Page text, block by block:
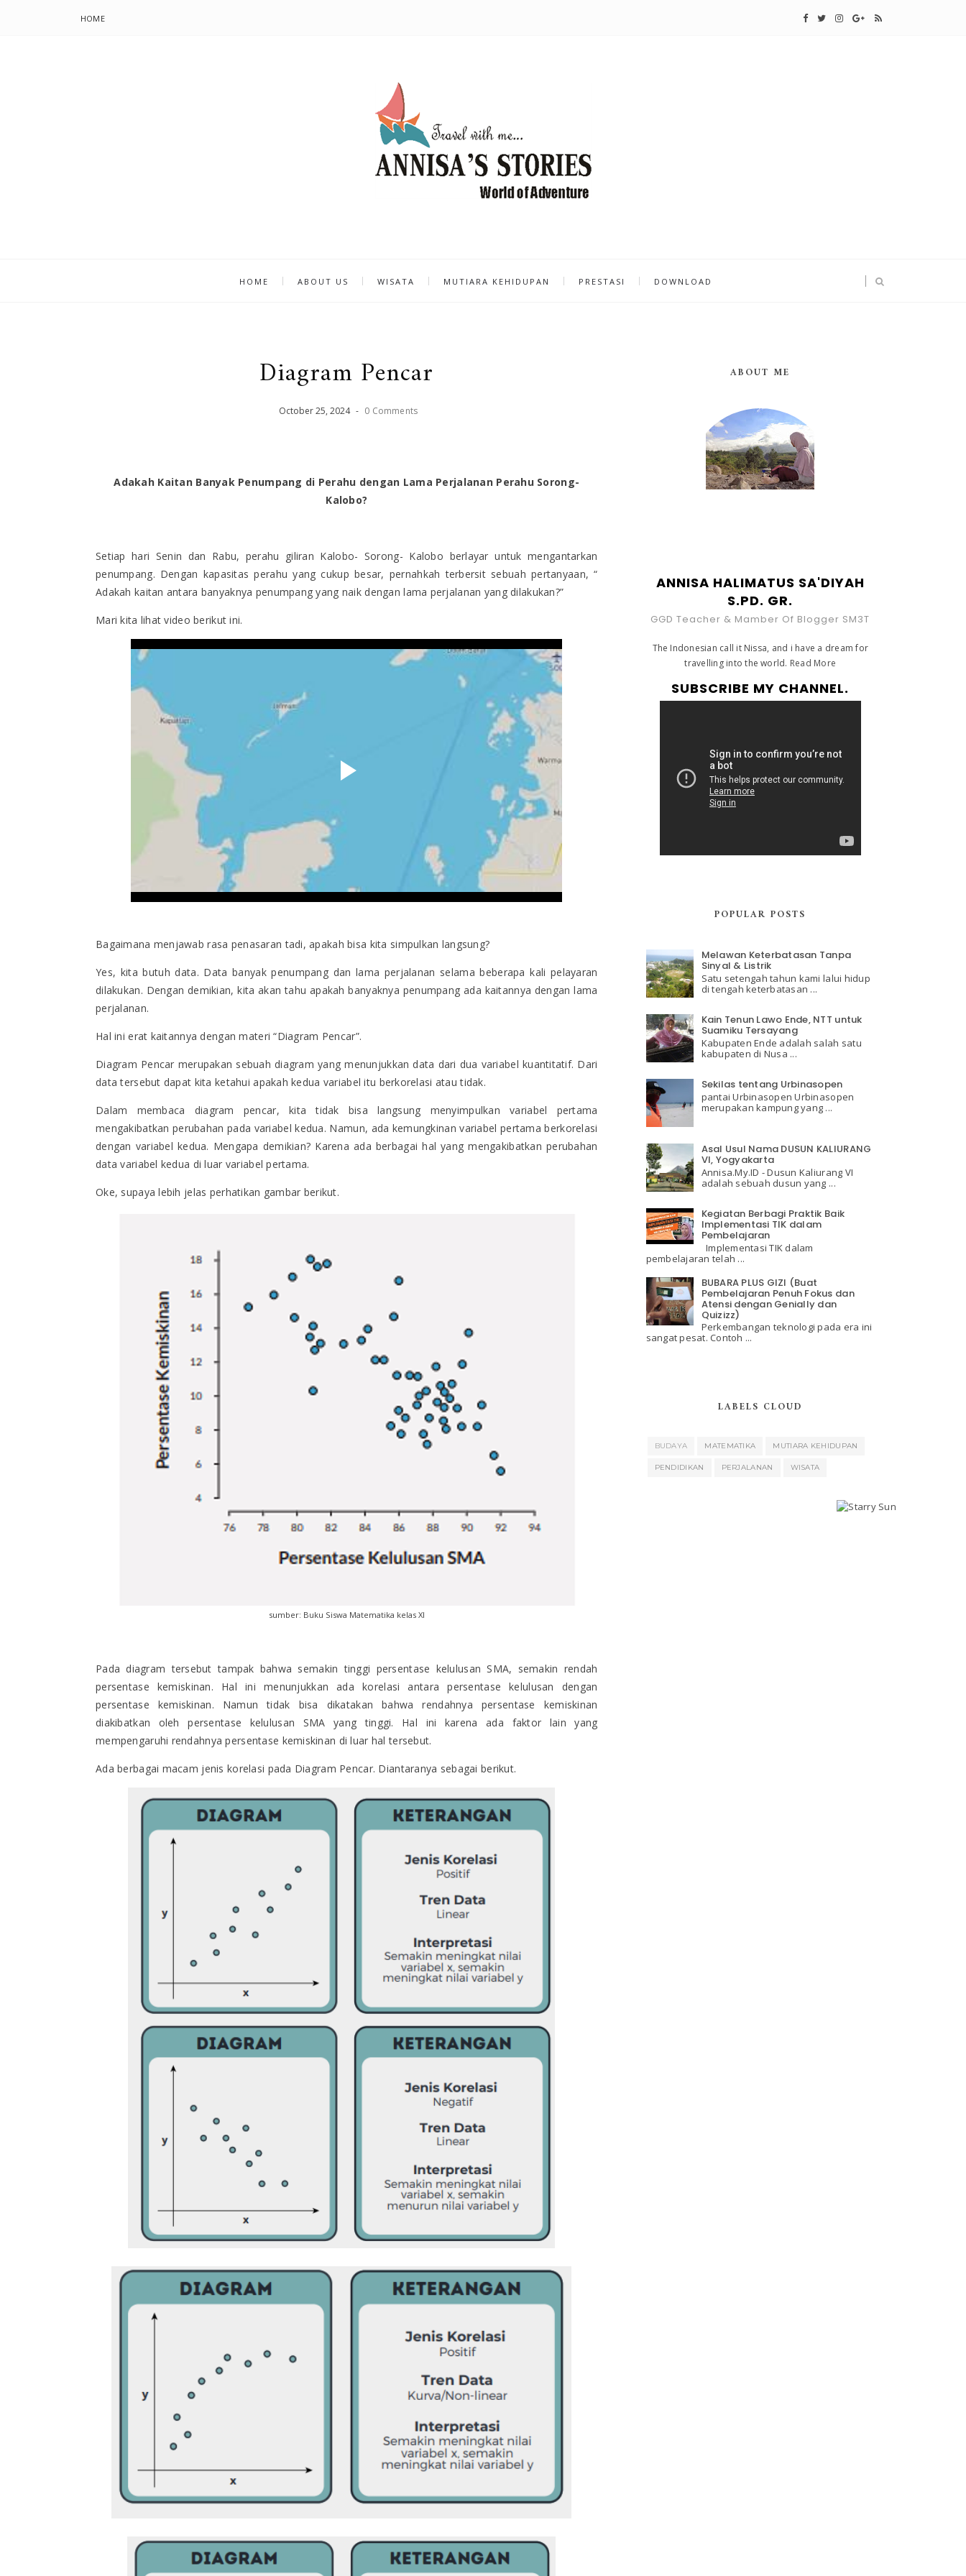
HOME
HOME ABOUT US WISATA MUTIARA KEHIDUPAN PRESTASI DOWNLOAD
Diagram Pencar
October25,2024 - 0 Comments
Adakah Kaitan Banyak Penumpang di Perahu dengan Lama Perjalanan Perahu Sorong-
Kalobo?
Setiap hari Senin dan Rabu, perahu giliran Kalobo- Sorong- Kalobo berlayar untuk mengantarkan
penumpang. Dengan kapasitas perahu yang cukup besar, pernahkah terbersit sebuah pertanyaan, “
Adakah kaitan antara banyaknya penumpang yang naik dengan lama perjalanan yang dilakukan?”
Mari kita lihat video berikut ini.
Bagaimana menjawab rasa penasaran tadi, apakah bisa kita simpulkan langsung?
Yes, kita butuh data. Data banyak penumpang dan lama perjalanan selama beberapa kali pelayaran
dilakukan. Dengan demikian, kita akan tahu apakah banyaknya penumpang ada kaitannya dengan lama
perjalanan.
Hal ini erat kaitannya dengan materi “Diagram Pencar”.
Diagram Pencar merupakan sebuah diagram yang menunjukkan data dari dua variabel kuantitatif. Dari
data tersebut dapat kita ketahui apakah kedua variabel itu berkorelasi atau tidak.
Dalam membaca diagram pencar, kita tidak bisa langsung menyimpulkan variabel pertama
mengakibatkan perubahan pada variabel kedua. Namun, ada kemungkinan variabel pertama berkorelasi
dengan variabel kedua. Mengapa demikian? Karena ada berbagai hal yang mengakibatkan perubahan
data variabel kedua di luar variabel pertama.
Oke, supaya lebih jelas perhatikan gambar berikut.
sumber: Buku Siswa Matematika kelas XI
Pada diagram tersebut tampak bahwa semakin tinggi persentase kelulusan SMA, semakin rendah
persentase kemiskinan. Hal ini menunjukkan ada korelasi antara persentase kelulusan dengan
persentase kemiskinan. Namun tidak bisa dikatakan bahwa rendahnya persentase kemiskinan
diakibatkan oleh persentase kelulusan SMA yang tinggi. Hal ini karena ada faktor lain yang
mempengaruhi rendahnya persentase kemiskinan di luar hal tersebut.
Ada berbagai macam jenis korelasi pada Diagram Pencar. Diantaranya sebagai berikut.
ABOUT ME
ANNISA HALIMATUS SA'DIYAH
S.PD. GR.
GGD Teacher & Mamber Of Blogger SM3T
The Indonesian call it Nissa, and i have a dream for
travelling into the world. Read More
SUBSCRIBE MY CHANNEL.
POPULAR POSTS
Melawan Keterbatasan Tanpa
Sinyal & Listrik
Satu setengah tahun kami lalui hidup
di tengah keterbatasan ...
Kain Tenun Lawo Ende, NTT untuk
Suamiku Tersayang
Kabupaten Ende adalah salah satu
kabupaten di Nusa ...
Sekilas tentang Urbinasopen
pantai Urbinasopen Urbinasopen
merupakan kampung yang ...
Asal Usul Nama DUSUN KALIURANG
VI, Yogyakarta
Annisa.My.ID - Dusun Kaliurang VI
adalah sebuah dusun yang ...
Kegiatan Berbagi Praktik Baik
Implementasi TIK dalam
Pembelajaran
Implementasi TIK dalam
pembelajaran telah ...
BUBARA PLUS GIZI (Buat
Pembelajaran Penuh Fokus dan
Atensi dengan Genially dan
Quizizz)
Perkembangan teknologi pada era ini
sangat pesat. Contoh ...
LABELS CLOUD
BUDAYA MATEMATIKA MUTIARA KEHIDUPAN
PENDIDIKAN PERJALANAN WISATA